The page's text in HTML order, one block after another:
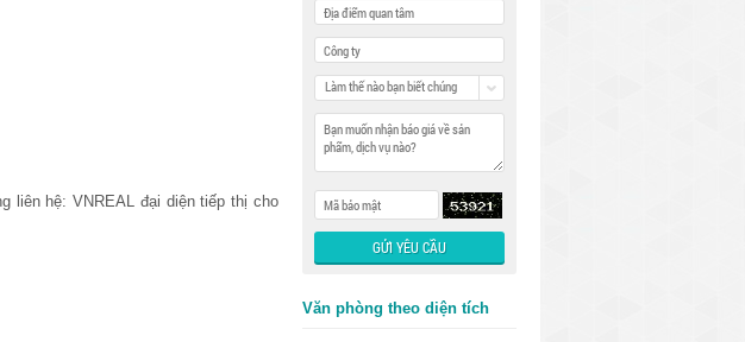
liên hệ: VNREAL đại diện tiếp thị cho
Làm thế nào bạn biết chúng
Văn phòng theo diện tích